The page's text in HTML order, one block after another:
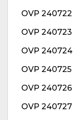
OVP 240722
OVP 240723
OVP 240724
OVP 240725
OVP 240726
OVP 240727